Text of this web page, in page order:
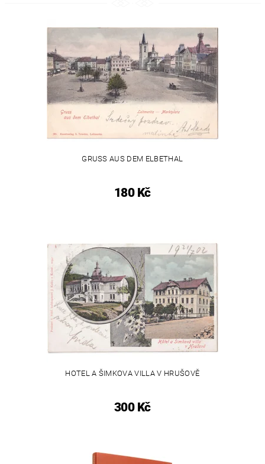
GRUSS AUS DEM ELBETHAL
180 Kč
HOTEL A ŠIMKOVA VILLA V HRUŠOVĚ
300 Kč